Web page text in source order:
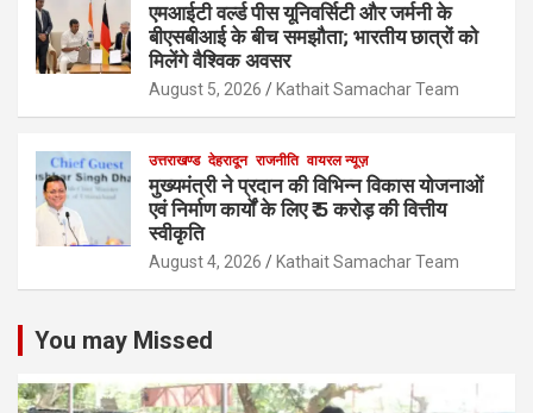
एमआईटी वर्ल्ड पीस यूनिवर्सिटी और जर्मनी के
बीएसबीआई के बीच समझौता; भारतीय छात्रों को
मिलेंगे वैश्विक अवसर
August 5, 2026 Kathait Samachar Team
उत्तराखण्ड देहरादून राजनीति वायरल न्यूज़
मुख्यमंत्री ने प्रदान की विभिन्न विकास योजनाओं
एवं निर्माण कार्यों के लिए ₹ 5 करोड़ की वित्तीय
स्वीकृति
August 4, 2026 Kathait Samachar Team
You may Missed